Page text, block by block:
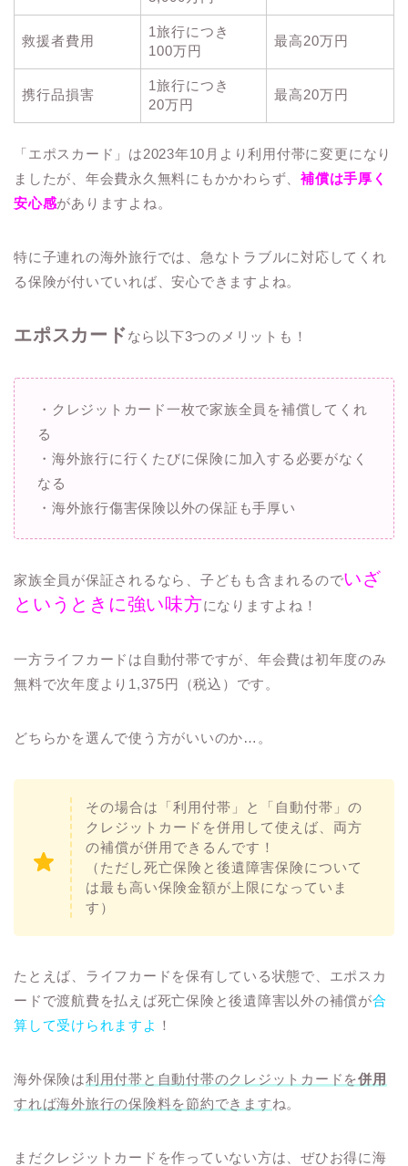
救援者費用
1旅行につき
100万円
最高20万円
携行品損害
1旅行につき
20万円
最高20万円
「エポスカード」は2023年10月より利用付帯に変更になり
ましたが、年会費永久無料にもかかわらず、補償は手厚く
安心感がありますよね。
特に子連れの海外旅行では、急なトラブルに対応してくれ
る保険が付いていれば、安心できますよね。
エポスカードなら以下3つのメリットも！
・クレジットカード一枚で家族全員を補償してくれ
る
・海外旅行に行くたびに保険に加入する必要がなく
なる
・海外旅行傷害保険以外の保証も手厚い
家族全員が保証されるなら、子どもも含まれるのでいざ
というときに強い味方になりますよね！
一方ライフカードは自動付帯ですが、年会費は初年度のみ
無料で次年度より1,375円（税込）です。
どちらかを選んで使う方がいいのか…。
その場合は「利用付帯」と「自動付帯」の
クレジットカードを併用して使えば、両方
の補償が併用できるんです！
（ただし死亡保険と後遺障害保険について
は最も高い保険金額が上限になっていま
す）
たとえば、ライフカードを保有している状態で、エポスカ
ードで渡航費を払えば死亡保険と後遺障害以外の補償が合
算して受けられますよ ！
海外保険は利用付帯と自動付帯のクレジットカードを併用
すれば海外旅行の保険料を節約できますね。
まだクレジットカードを作っていない方は、ぜひお得に海